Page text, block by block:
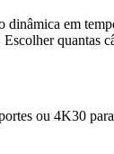
em
quantas
ou 4K30